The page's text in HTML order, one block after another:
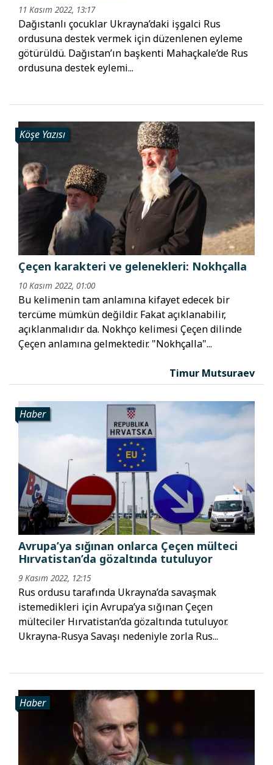
11 Kasım 2022, 13:17
Dağıstanlı çocuklar Ukrayna’daki işgalci Rus
ordusuna destek vermek için düzenlenen eyleme
götürüldü. Dağıstan’ın başkenti Mahaçkale’de Rus
ordusuna destek eylemi...
Köşe Yazısı
Çeçen karakteri ve gelenekleri: Nokhçalla
10 Kasım 2022, 01:00
Bu kelimenin tam anlamına kifayet edecek bir
tercüme mümkün değildir. Fakat açıklanabilir,
açıklanmalıdır da. Nokhço kelimesi Çeçen dilinde
Çeçen anlamına gelmektedir. "Nokhçalla"...
Timur Mutsuraev
Haber
Avrupa’ya sığınan onlarca Çeçen mülteci
Hırvatistan’da gözaltında tutuluyor
9 Kasım 2022, 12:15
Rus ordusu tarafında Ukrayna’da savaşmak
istemedikleri için Avrupa’ya sığınan Çeçen
mülteciler Hırvatistan’da gözaltında tutuluyor.
Ukrayna-Rusya Savaşı nedeniyle zorla Rus...
Haber